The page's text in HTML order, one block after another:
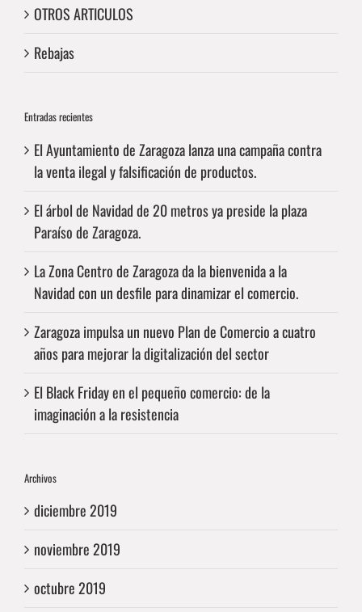
OTROS ARTICULOS
Rebajas
Entradas recientes
El Ayuntamiento de Zaragoza lanza una campaña contra
la venta ilegal y falsificación de productos.
El árbol de Navidad de 20 metros ya preside la plaza
Paraíso de Zaragoza.
La Zona Centro de Zaragoza da la bienvenida a la
Navidad con un desfile para dinamizar el comercio.
Zaragoza impulsa un nuevo Plan de Comercio a cuatro
años para mejorar la digitalización del sector
El Black Friday en el pequeño comercio: de la
imaginación a la resistencia
Archivos
diciembre 2019
noviembre 2019
octubre 2019